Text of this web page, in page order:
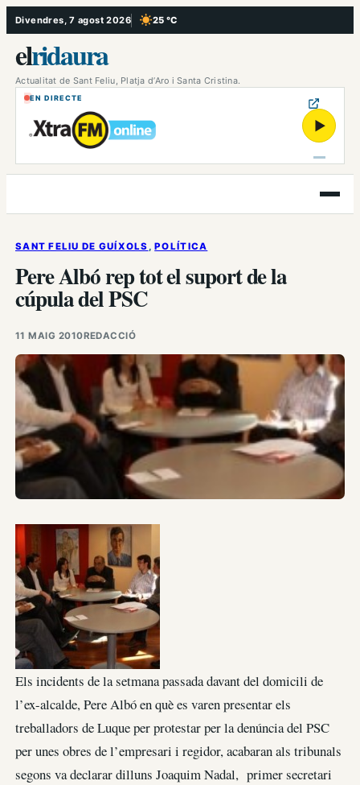
Vés
al
contingut
Divendres, 7 agost 2026 25 °C
, Cel serè
elridaura
Actualitat de Sant Feliu, Platja d’Aro i Santa Cristina.
EN DIRECTE
▶
Obre
el
SANT FELIU DE GUÍXOLS , POLÍTICA
Pere Albó rep tot el suport de la
cúpula del PSC
11 MAIG 2010REDACCIÓ
Els incidents de la setmana passada davant del domicili de
l’ex-alcalde, Pere Albó en què es varen presentar els
treballadors de Luque per protestar per la denúncia del PSC
per unes obres de l’empresari i regidor, acabaran als tribunals
segons va declarar dilluns Joaquim Nadal, primer secretari